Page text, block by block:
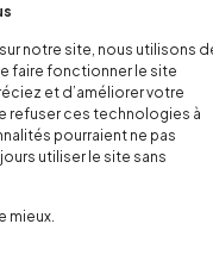
notre site, nous utilisons
faire fonctionner le site
et d’améliorer votre
refuser ces technologies à
pourraient ne pas
utiliser le site sans
mieux.